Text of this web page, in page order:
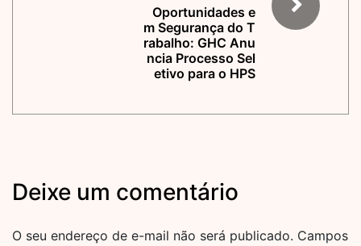
Oportunidades e
m Segurança do T
rabalho: GHC Anu
ncia Processo Sel
etivo para o HPS
Deixe um comentário
O seu endereço de e-mail não será publicado. Campos